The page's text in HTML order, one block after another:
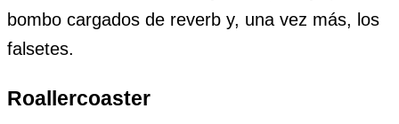
bombo cargados de reverb y, una vez más, los
falsetes.
Roallercoaster